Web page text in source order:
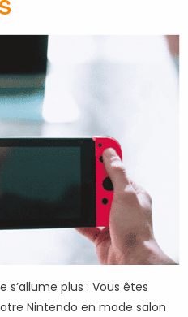
s’allume plus : Vous êtes
Nintendo en mode salon